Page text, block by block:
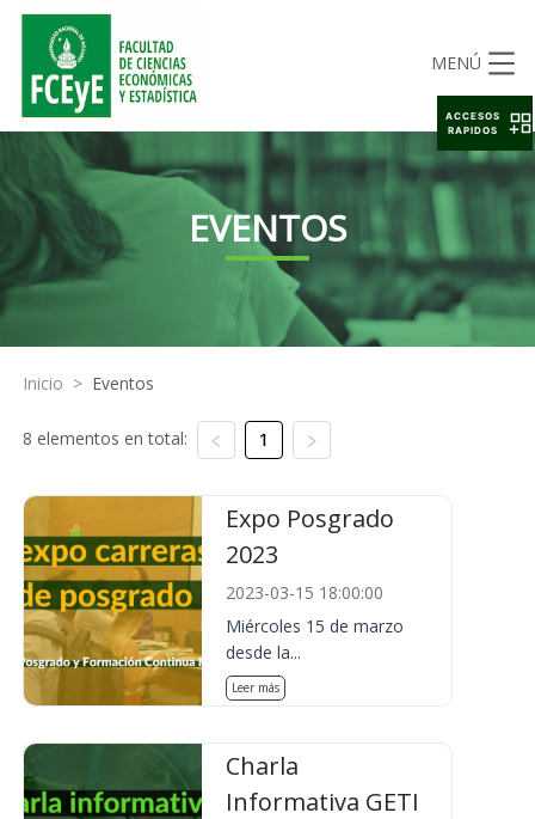
MENÚ
EVENTOS
Inicio > Eventos
8 elementos en total: 1
Expo Posgrado
2023
2023-03-15 18:00:00
Miércoles 15 de marzo
desde la...
Leer más
Charla
Informativa GETI
ACCESOS
RAPIDOS